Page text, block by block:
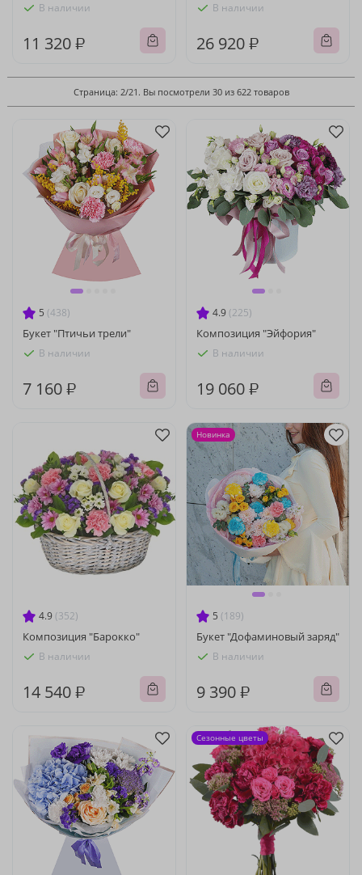
В наличии
11 320 ₽
В наличии
26 920 ₽
Страница: 2/21. Вы посмотрели 30 из 622 товаров
5 (438)
Букет "Птичьи трели"
В наличии
7 160 ₽
4.9 (225)
Композиция "Эйфория"
В наличии
19 060 ₽
4.9 (352)
Композиция "Барокко"
В наличии
14 540 ₽
5 (189)
Букет "Дофаминовый заряд"
В наличии
9 390 ₽
Новинка
Сезонные цветы